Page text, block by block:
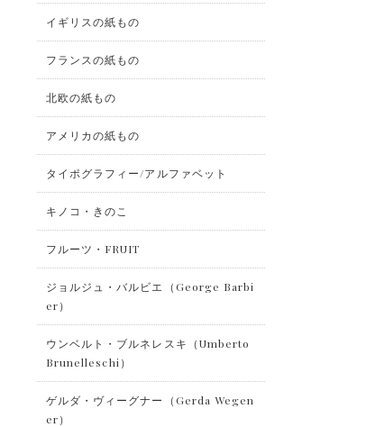
イギリスの紙もの
フランスの紙もの
北欧の紙もの
アメリカの紙もの
タイポグラフィー/アルファベット
キノコ・きのこ
フルーツ・FRUIT
ジョルジュ・バルビエ（George Barbi
er）
ウンベルト・ブルネレスキ（Umberto
Brunelleschi）
ゲルダ・ヴィーグナー（Gerda Wegen
er）